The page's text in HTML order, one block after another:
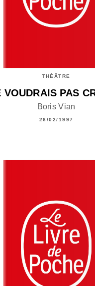
THÉÂTRE
VOUDRAIS PAS
Boris Vian
26/02/1997